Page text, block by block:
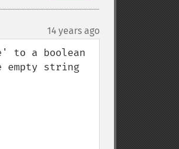
14 years ago
to a boolean
string